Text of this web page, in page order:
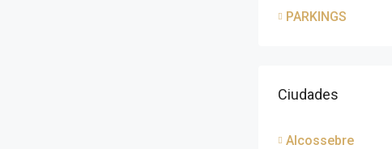
PARKINGS
Ciudades
Alcossebre